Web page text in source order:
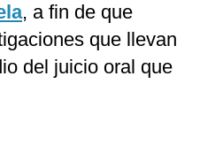
, a fin de que
que llevan
del juicio oral que